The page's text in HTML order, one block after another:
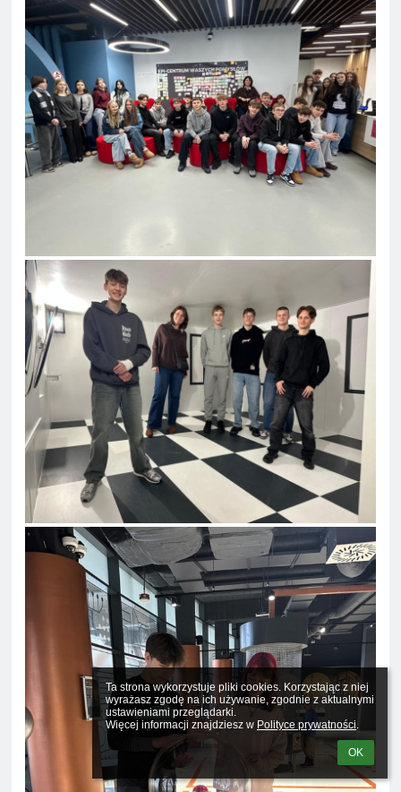
Ta strona wykorzystuje pliki cookies. Korzystając z niej
wyrażasz zgodę na ich używanie, zgodnie z aktualnymi
ustawieniami przeglądarki.
Więcej informacji znajdziesz w Polityce prywatności.
OK